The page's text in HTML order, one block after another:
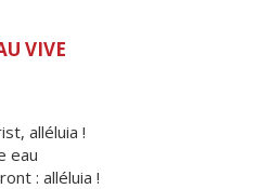
VIVE
alléluia !
eau
: alléluia !